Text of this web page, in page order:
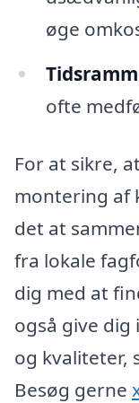
øge
ofte
For at sikre,
montering af
det at
fra lokale
dig med at
også give
og kvaliteter,
Besøg gerne